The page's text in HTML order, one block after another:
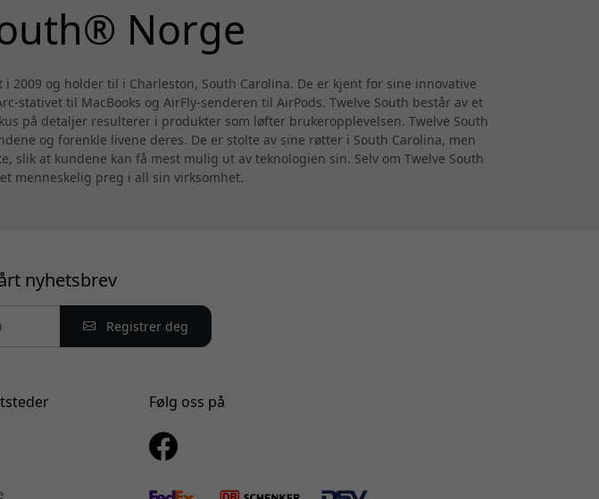
Norge
og holder til i Charleston, South Carolina. De er kjent for sine innovative
stativet til MacBooks og AirFly-senderen til AirPods. Twelve South består av et
på detaljer resulterer i produkter som løfter brukeropplevelsen. Twelve South
og forenkle livene deres. De er stolte av sine røtter i South Carolina, men
at kundene kan få mest mulig ut av teknologien sin. Selv om Twelve South
menneskelig preg i all sin virksomhet.
nyhetsbrev
Registrer deg
Følg oss på